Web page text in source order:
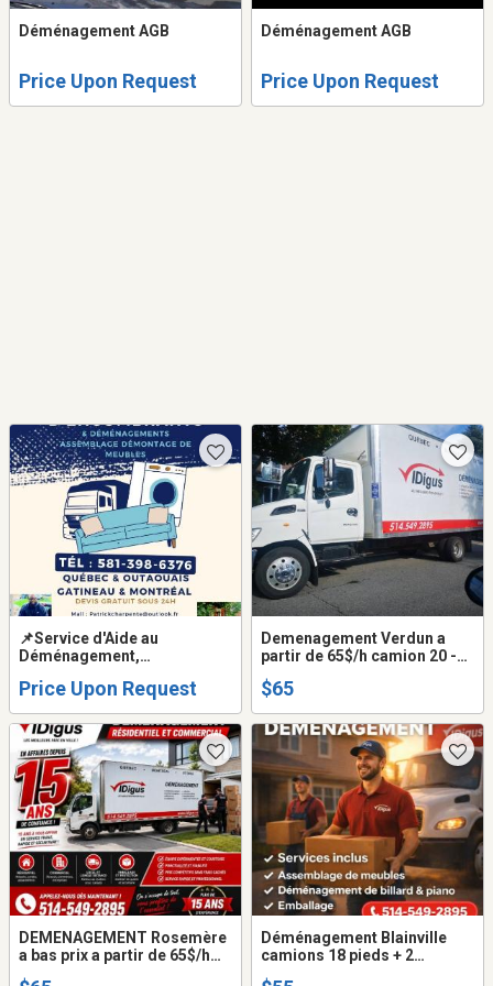
Déménagement AGB
Price Upon Request
Déménagement AGB
Price Upon Request
📌Service d'Aide au
Déménagement,
de Meubles | Pro & Équipé
Price Upon Request
Demenagement Verdun a
partir de 65$/h camion 20 -
514-549-2895
$65
DEMENAGEMENT Rosemère
a bas prix a partir de 65$/h
Déménagement Blainville
camions 18 pieds + 2